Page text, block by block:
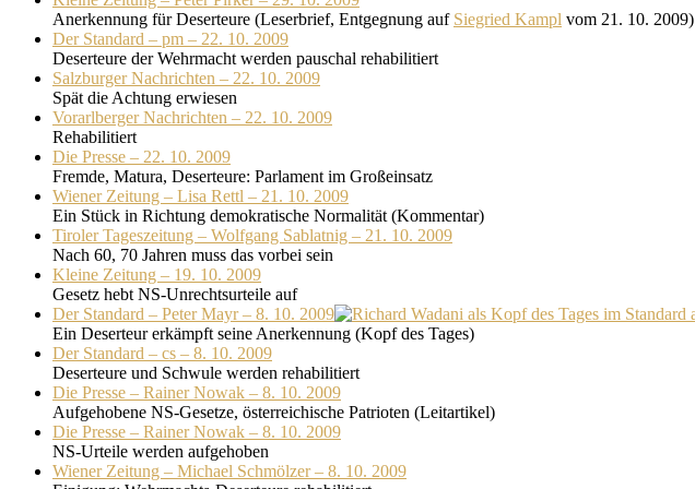
Anerkennung für Deserteure (Leserbrief, Entgegnung auf Siegried Kampl vom 21. 10. 2009)
Der Standard – pm – 22. 10. 2009
Deserteure der Wehrmacht werden pauschal rehabilitiert
Salzburger Nachrichten – 22. 10. 2009
Spät die Achtung erwiesen
Vorarlberger Nachrichten – 22. 10. 2009
Rehabilitiert
Die Presse – 22. 10. 2009
Fremde, Matura, Deserteure: Parlament im Großeinsatz
Wiener Zeitung – Lisa Rettl – 21. 10. 2009
Ein Stück in Richtung demokratische Normalität (Kommentar)
Tiroler Tageszeitung – Wolfgang Sablatnig – 21. 10. 2009
Nach 60, 70 Jahren muss das vorbei sein
Kleine Zeitung – 19. 10. 2009
Gesetz hebt NS-Unrechtsurteile auf
Der Standard – Peter Mayr – 8. 10. 2009
Ein Deserteur erkämpft seine Anerkennung (Kopf des Tages)
Der Standard – cs – 8. 10. 2009
Deserteure und Schwule werden rehabilitiert
Die Presse – Rainer Nowak – 8. 10. 2009
Aufgehobene NS-Gesetze, österreichische Patrioten (Leitartikel)
Die Presse – Rainer Nowak – 8. 10. 2009
NS-Urteile werden aufgehoben
Wiener Zeitung – Michael Schmölzer – 8. 10. 2009